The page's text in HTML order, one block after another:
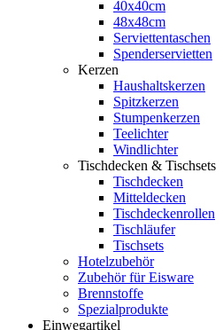
40x40cm
48x48cm
Serviettentaschen
Spenderservietten
Kerzen
Haushaltskerzen
Spitzkerzen
Stumpenkerzen
Teelichter
Windlichter
Tischdecken & Tischsets
Tischdecken
Mitteldecken
Tischdeckenrollen
Tischläufer
Tischsets
Hotelzubehör
Zubehör für Eisware
Brennstoffe
Spezialprodukte
Einwegartikel